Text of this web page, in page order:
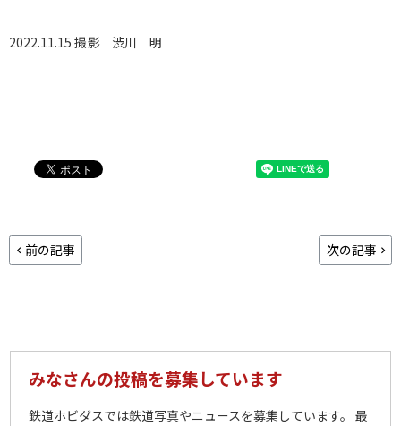
2022.11.15 撮影 渋川 明
前の記事 次の記事
みなさんの投稿を募集しています
鉄道ホビダスでは鉄道写真やニュースを募集しています。 最